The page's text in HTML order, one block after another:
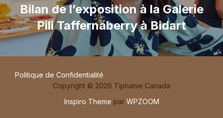
Bilan de l’exposition à la Galerie
Pili Taffernaberry à Bidart
Politique de Confidentialité
Copyright © 2026 Tiphanie Canada
Inspiro Theme par WPZOOM